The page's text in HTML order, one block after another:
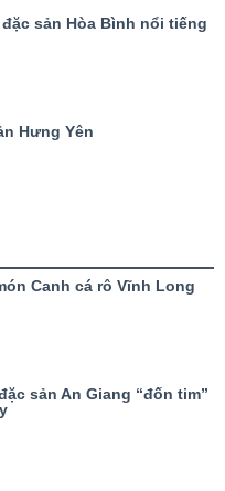
sản Hòa Bình nổi tiếng
Hưng Yên
Canh cá rô Vĩnh Long
sản An Giang “đốn tim”